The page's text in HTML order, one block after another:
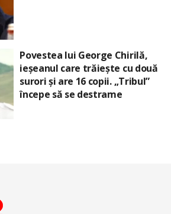
Povestea lui George Chirilă,
ieșeanul care trăiește cu două
surori și are 16 copii. „Tribul”
începe să se destrame